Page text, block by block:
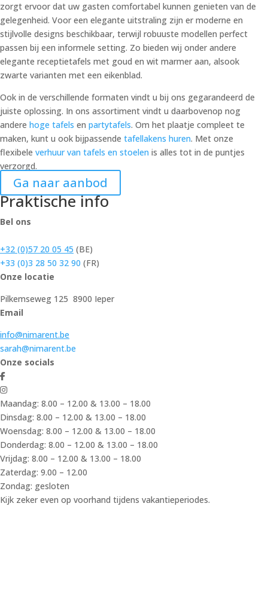
zorgt ervoor dat uw gasten comfortabel kunnen genieten van de
gelegenheid. Voor een elegante uitstraling zijn er moderne en
stijlvolle designs beschikbaar, terwijl robuuste modellen perfect
passen bij een informele setting. Zo bieden wij onder andere
elegante receptietafels met goud en wit marmer aan, alsook
zwarte varianten met een eikenblad.
Ook in de verschillende formaten vindt u bij ons gegarandeerd de
juiste oplossing. In ons assortiment vindt u daarbovenop nog
andere hoge tafels en partytafels. Om het plaatje compleet te
maken, kunt u ook bijpassende tafellakens huren. Met onze
flexibele verhuur van tafels en stoelen is alles tot in de puntjes
verzorgd.
Ga naar aanbod
Praktische info
Bel ons
+32 (0)57 20 05 45 (BE)
+33 (0)3 28 50 32 90 (FR)
Onze locatie
Pilkemseweg 125 8900 Ieper
Email
info@nimarent.be
sarah@nimarent.be
Onze socials
Maandag: 8.00 – 12.00 & 13.00 – 18.00
Dinsdag: 8.00 – 12.00 & 13.00 – 18.00
Woensdag: 8.00 – 12.00 & 13.00 – 18.00
Donderdag: 8.00 – 12.00 & 13.00 – 18.00
Vrijdag: 8.00 – 12.00 & 13.00 – 18.00
Zaterdag: 9.00 – 12.00
Zondag: gesloten
Kijk zeker even op voorhand tijdens vakantieperiodes.